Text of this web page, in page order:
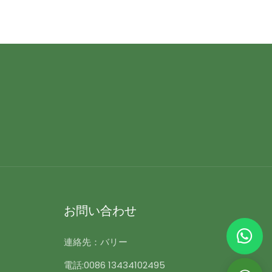
お問い合わせ
連絡先：バリー
電話:0086 13434102495